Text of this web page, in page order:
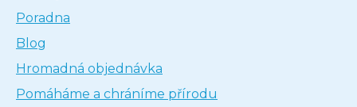
Poradna
Blog
Hromadná objednávka
Pomáháme a chráníme přírodu